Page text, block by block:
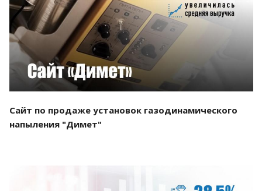
Смотреть проект
Сайт по продаже установок газодинамического
напыления "Димет"